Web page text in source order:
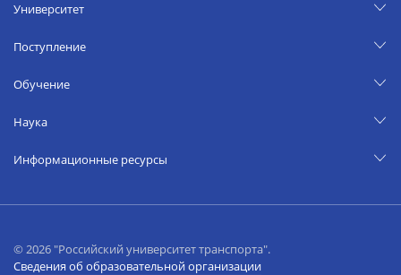
Университет
Поступление
Обучение
Наука
Информационные ресурсы
© 2026 "Российский университет транспорта".
Сведения об образовательной организации